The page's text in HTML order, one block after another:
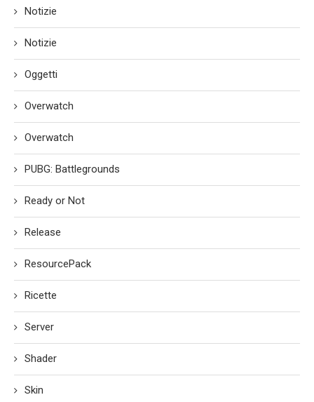
Notizie
Notizie
Oggetti
Overwatch
Overwatch
PUBG: Battlegrounds
Ready or Not
Release
ResourcePack
Ricette
Server
Shader
Skin